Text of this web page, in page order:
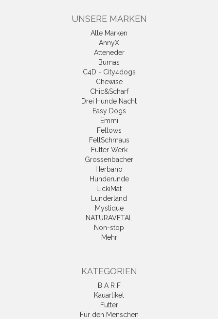
UNSERE MARKEN
Alle Marken
AnnyX
Atteneder
Bumas
C4D - City4dogs
Chewise
Chic&Scharf
Drei Hunde Nacht
Easy Dogs
Emmi
Fellows
FellSchmaus
Futter Werk
Grossenbacher
Herbano
Hunderunde
LickiMat
Lunderland
Mystique
NATURAVETAL
Non-stop
Mehr
KATEGORIEN
B A R F
Kauartikel
Futter
Für den Menschen